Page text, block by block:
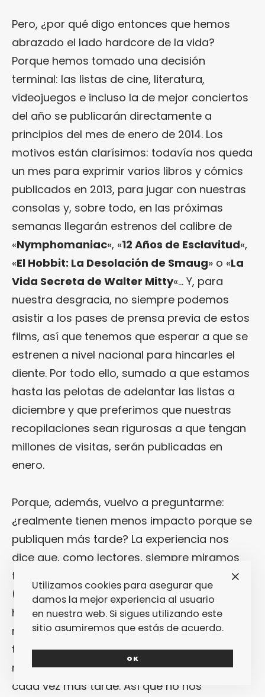
Pero, ¿por qué digo entonces que hemos
abrazado el lado hardcore de la vida?
Porque hemos tomado una decisión
terminal: las listas de cine, literatura,
videojuegos e incluso la de mejor conciertos
del año se publicarán directamente a
principios del mes de enero de 2014. Los
motivos están clarísimos: todavía nos queda
un mes para exprimir varios libros y cómics
publicados en 2013, para jugar con nuestras
consolas y, sobre todo, en las próximas
semanas llegarán estrenos del calibre de
«Nymphomaniac«, «12 Años de Esclavitud«,
«El Hobbit: La Desolación de Smaug» o «La
Vida Secreta de Walter Mitty«… Y, para
nuestra desgracia, no siempre podemos
asistir a los pases de prensa previa de estos
films, así que tenemos que esperar a que se
estrenen a nivel nacional para hincarles el
diente. Por todo ello, sumado a que estamos
hasta las pelotas de adelantar las listas a
diciembre y que preferimos que nuestras
recopilaciones sean rigurosas a que tengan
millones de visitas, serán publicadas en
enero.
Porque, además, vuelvo a preguntarme:
¿realmente tienen menos impacto porque se
publiquen más tarde? La experiencia nos
dice que, como lectores, siempre miramos
todas las listas que caen en nuestro radar
(así que suponemos que el resto del mundo
hace lo mismo, y más todavía cuando en el
mundo online es gratis hacerlo) y, sobre
todo, nuestras listas cada vez han tenido
más visitas por mucho que se publiquen
cada vez más tarde. Así que no nos
Utilizamos cookies para asegurar que
damos la mejor experiencia al usuario
en nuestra web. Si sigues utilizando este
sitio asumiremos que estás de acuerdo.
OK